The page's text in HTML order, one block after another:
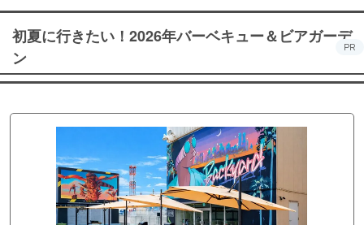
初夏に行きたい！2026年バーベキュー＆ビアガーデ
ン
PR